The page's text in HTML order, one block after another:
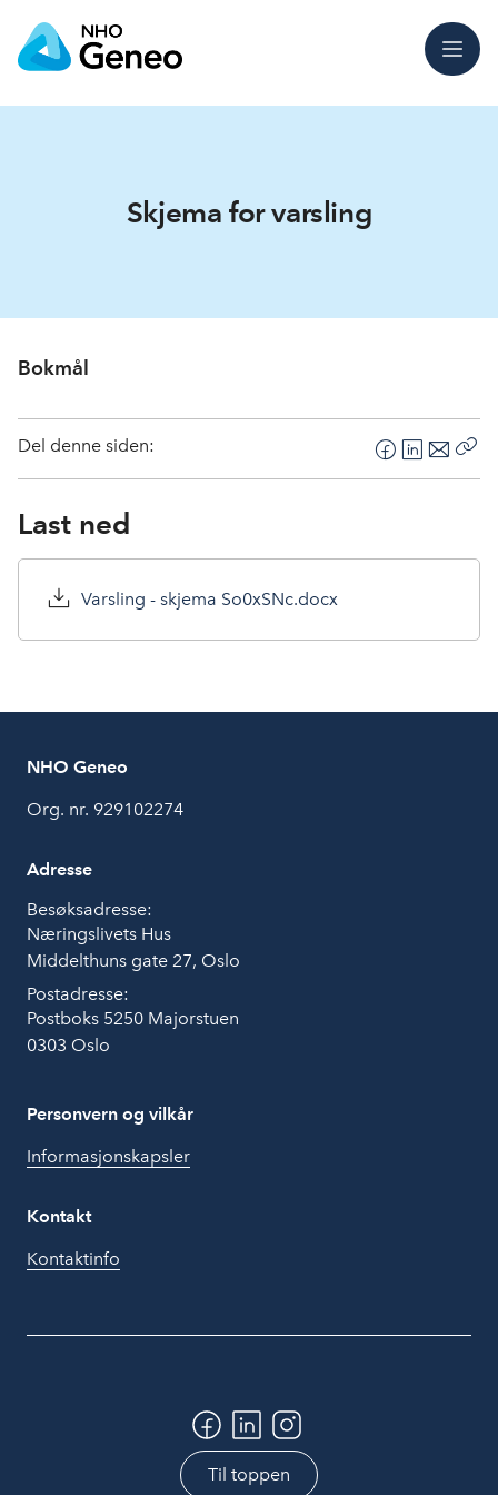
Meny
Skjema for varsling
Bokmål
Del denne siden:
F
a
b
k
L
i
e
n
E
-
s
Last ned
Varsling - skjema So0xSNc.docx
NHO Geneo
Org. nr. 929102274
Adresse
Besøksadresse:
Næringslivets Hus
Middelthuns gate 27, Oslo
Postadresse:
Postboks 5250 Majorstuen
0303 Oslo
Personvern og vilkår
Informasjonskapsler
Kontakt
Kontaktinfo
Til toppen